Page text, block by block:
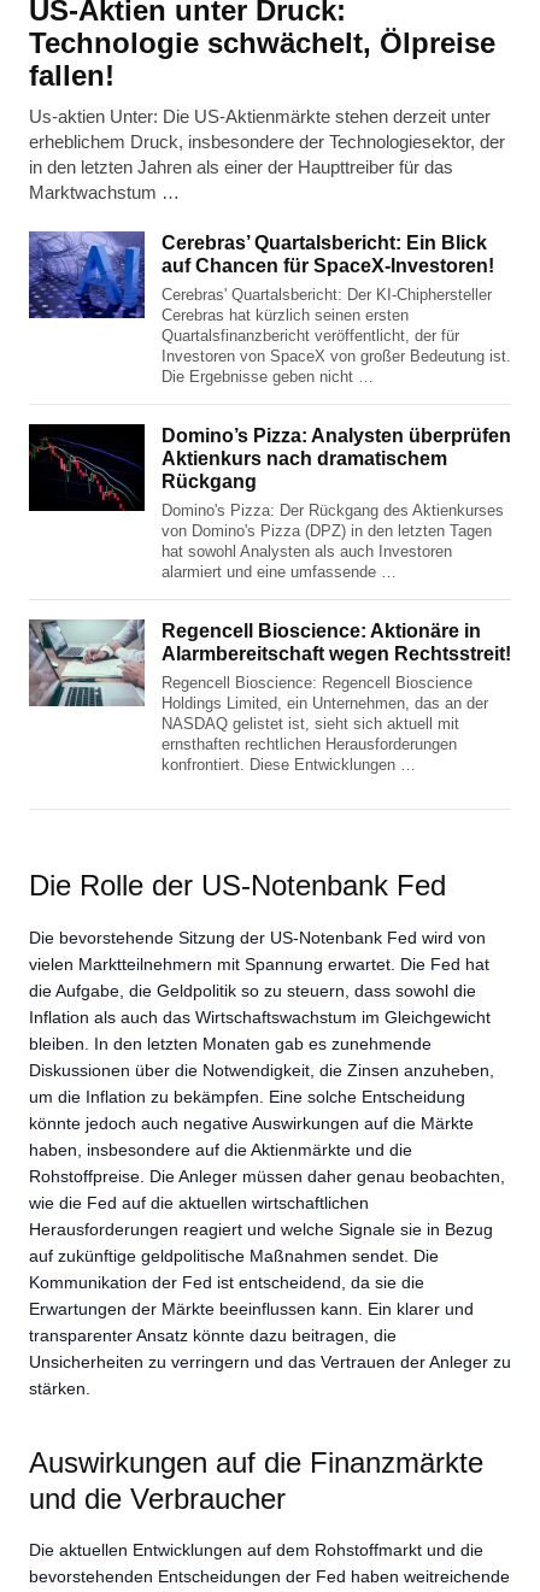
US-Aktien unter Druck:
Technologie schwächelt, Ölpreise
fallen!
Us-aktien Unter: Die US-Aktienmärkte stehen derzeit unter
erheblichem Druck, insbesondere der Technologiesektor, der
in den letzten Jahren als einer der Haupttreiber für das
Marktwachstum …
Cerebras’ Quartalsbericht: Ein Blick
auf Chancen für SpaceX-Investoren!
Cerebras' Quartalsbericht: Der KI-Chiphersteller
Cerebras hat kürzlich seinen ersten
Quartalsfinanzbericht veröffentlicht, der für
Investoren von SpaceX von großer Bedeutung ist.
Die Ergebnisse geben nicht …
Domino’s Pizza: Analysten überprüfen
Aktienkurs nach dramatischem
Rückgang
Domino's Pizza: Der Rückgang des Aktienkurses
von Domino's Pizza (DPZ) in den letzten Tagen
hat sowohl Analysten als auch Investoren
alarmiert und eine umfassende …
Regencell Bioscience: Aktionäre in
Alarmbereitschaft wegen Rechtsstreit!
Regencell Bioscience: Regencell Bioscience
Holdings Limited, ein Unternehmen, das an der
NASDAQ gelistet ist, sieht sich aktuell mit
ernsthaften rechtlichen Herausforderungen
konfrontiert. Diese Entwicklungen …
Die Rolle der US-Notenbank Fed
Die bevorstehende Sitzung der US-Notenbank Fed wird von
vielen Marktteilnehmern mit Spannung erwartet. Die Fed hat
die Aufgabe, die Geldpolitik so zu steuern, dass sowohl die
Inflation als auch das Wirtschaftswachstum im Gleichgewicht
bleiben. In den letzten Monaten gab es zunehmende
Diskussionen über die Notwendigkeit, die Zinsen anzuheben,
um die Inflation zu bekämpfen. Eine solche Entscheidung
könnte jedoch auch negative Auswirkungen auf die Märkte
haben, insbesondere auf die Aktienmärkte und die
Rohstoffpreise. Die Anleger müssen daher genau beobachten,
wie die Fed auf die aktuellen wirtschaftlichen
Herausforderungen reagiert und welche Signale sie in Bezug
auf zukünftige geldpolitische Maßnahmen sendet. Die
Kommunikation der Fed ist entscheidend, da sie die
Erwartungen der Märkte beeinflussen kann. Ein klarer und
transparenter Ansatz könnte dazu beitragen, die
Unsicherheiten zu verringern und das Vertrauen der Anleger zu
stärken.
Auswirkungen auf die Finanzmärkte
und die Verbraucher
Die aktuellen Entwicklungen auf dem Rohstoffmarkt und die
bevorstehenden Entscheidungen der Fed haben weitreichende